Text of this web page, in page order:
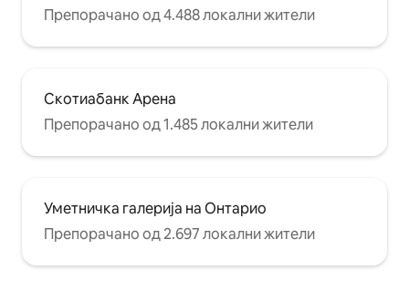
Препорачано од 4.488 локални жители
Скотиабанк Арена
Препорачано од 1.485 локални жители
Уметничка галерија на Онтарио
Препорачано од 2.697 локални жители